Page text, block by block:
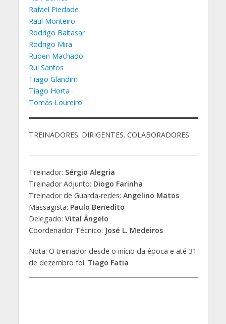
Rafael Piedade
Raul Monteiro
Rodrigo Baltasar
Rodrigo Mira
Ruben Machado
Rui Santos
Tiago Glandim
Tiago Horta
Tomás Loureiro
TREINADORES. DIRIGENTES. COLABORADORES
Treinador: Sérgio Alegria
Treinador Adjunto: Diogo Farinha
Treinador de Guarda-redes: Angelino Matos
Massagista: Paulo Benedito
Delegado: Vital Ângelo
Coordenador Técnico: José L. Medeiros
Nota: O treinador desde o início da época e até 31
de dezembro foi: Tiago Fatia